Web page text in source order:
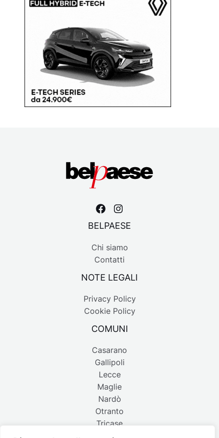
BELPAESE
Chi siamo
Contatti
NOTE LEGALI
Privacy Policy
Cookie Policy
COMUNI
Casarano
Gallipoli
Lecce
Maglie
Nardò
Otranto
Tricase